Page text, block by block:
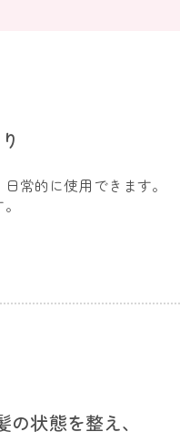
常的に使用できます。
状態を整え、